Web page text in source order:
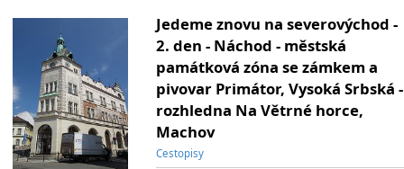
Jedeme znovu na severovýchod -
2. den - Náchod - městská
památková zóna se zámkem a
pivovar Primátor, Vysoká Srbská -
rozhledna Na Větrné horce,
Machov
Cestopisy